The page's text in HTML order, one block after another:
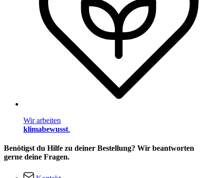
Wir arbeiten
klimabewusst.
Benötigst du Hilfe zu deiner Bestellung? Wir beantworten
gerne deine Fragen.